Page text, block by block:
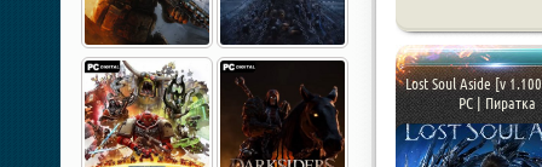
Lost Soul Aside [v
PC | Пиратка